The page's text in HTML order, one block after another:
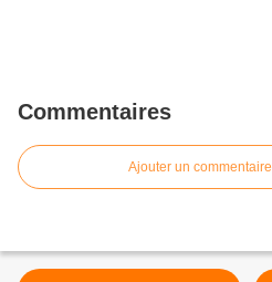
Commentaires
Ajouter un commentaire